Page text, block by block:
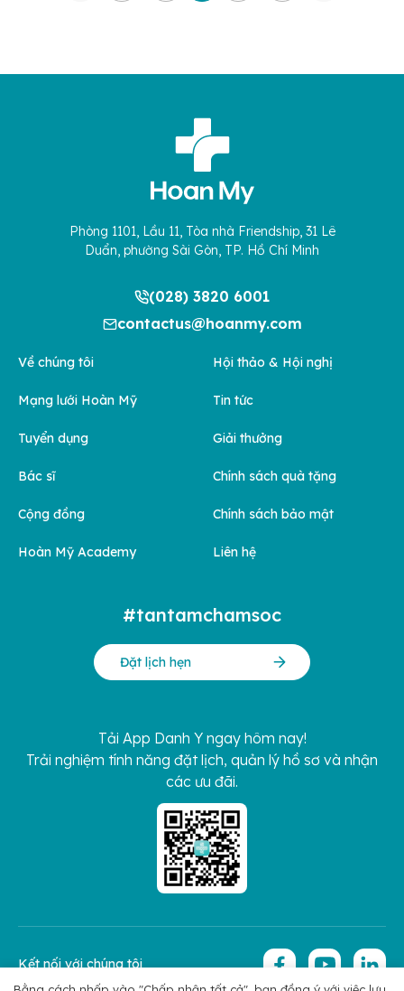
Phòng 1101, Lầu 11, Tòa nhà Friendship, 31 Lê
Duẩn, phường Sài Gòn, TP. Hồ Chí Minh
(028) 3820 6001
contactus@hoanmy.com
Về chúng tôi
Mạng lưới Hoàn Mỹ
Tuyển dụng
Bác sĩ
Cộng đồng
Hoàn Mỹ Academy
Hội thảo & Hội nghị
Tin tức
Giải thưởng
Chính sách quà tặng
Chính sách bảo mật
Liên hệ
#tantamchamsoc
Đặt lịch hẹn
Tải App Danh Y ngay hôm nay!
Trải nghiệm tính năng đặt lịch, quản lý hồ sơ và nhận
các ưu đãi.
Kết nối với chúng tôi